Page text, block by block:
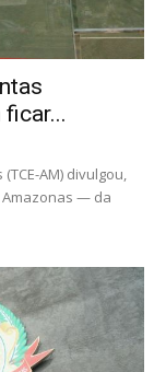
AM) divulgou,
Amazonas — da